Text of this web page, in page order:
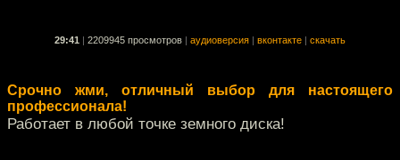
29:41 2209945 просмотров аудиоверсия вконтакте скачать
Срочно жми, отличный выбор для настоящего
профессионала!
Работает в любой точке земного диска!